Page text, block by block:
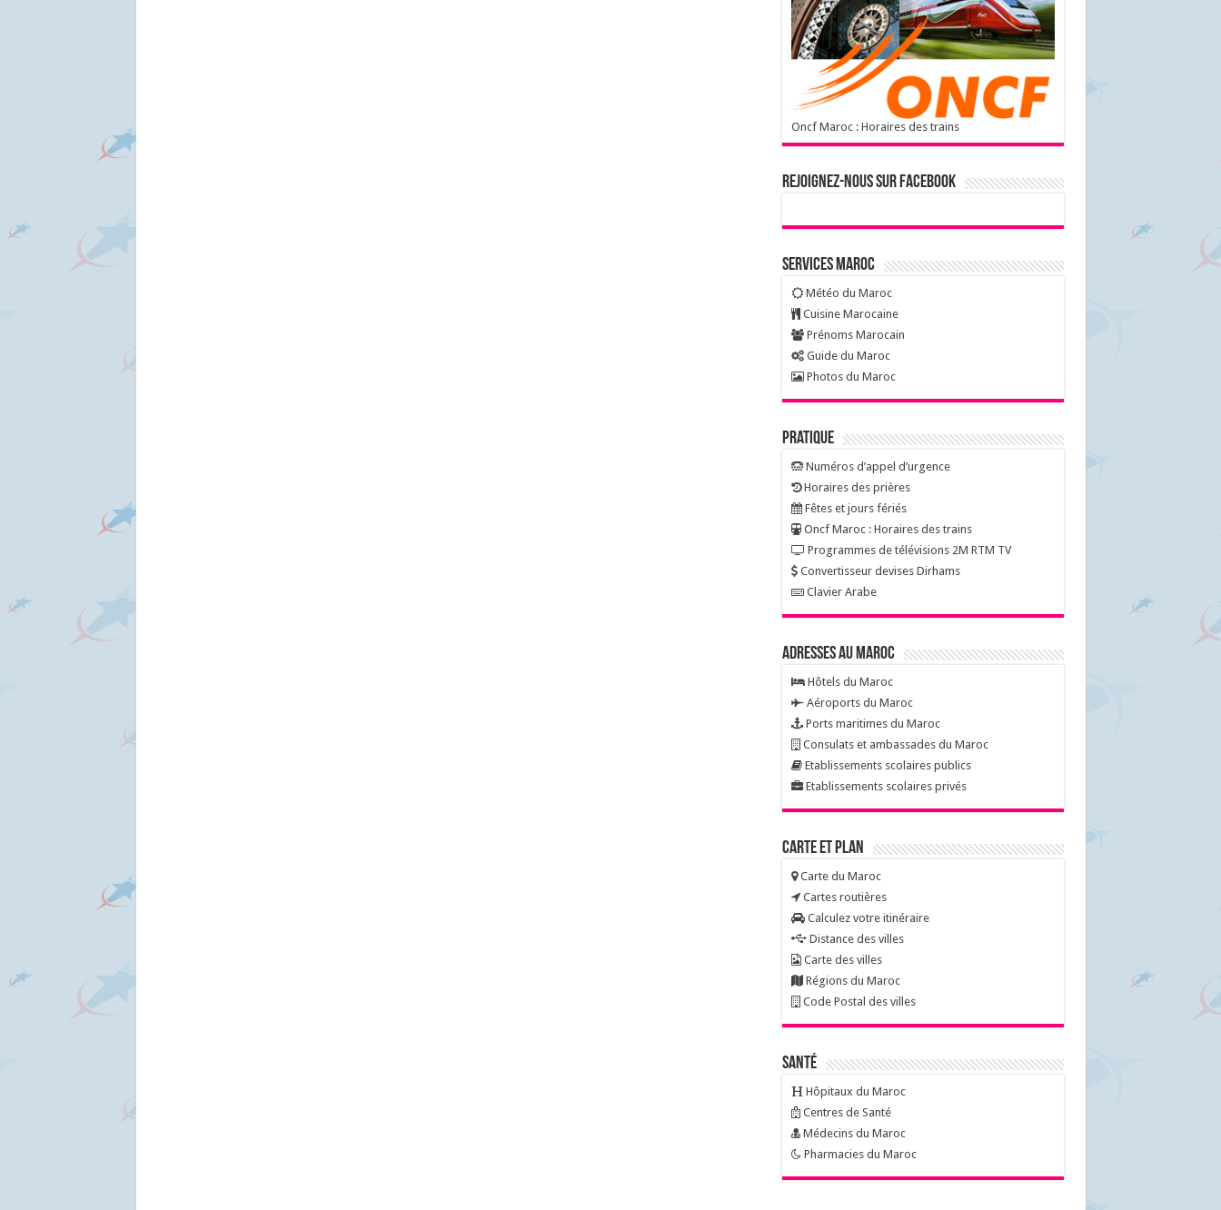
Oncf Maroc : Horaires des trains
Rejoignez-nous sur Facebook
Services Maroc
Météo du Maroc
Cuisine Marocaine
Prénoms Marocain
Guide du Maroc
Photos du Maroc
Pratique
Numéros d’appel d’urgence
Horaires des prières
Fêtes et jours fériés
Oncf Maroc : Horaires des trains
Programmes de télévisions 2M RTM TV
Convertisseur devises Dirhams
Clavier Arabe
Adresses au Maroc
Hôtels du Maroc
Aéroports du Maroc
Ports maritimes du Maroc
Consulats et ambassades du Maroc
Etablissements scolaires publics
Etablissements scolaires privés
Carte et Plan
Carte du Maroc
Cartes routières
Calculez votre itinéraire
Distance des villes
Carte des villes
Régions du Maroc
Code Postal des villes
Santé
Hôpitaux du Maroc
Centres de Santé
Médecins du Maroc
Pharmacies du Maroc